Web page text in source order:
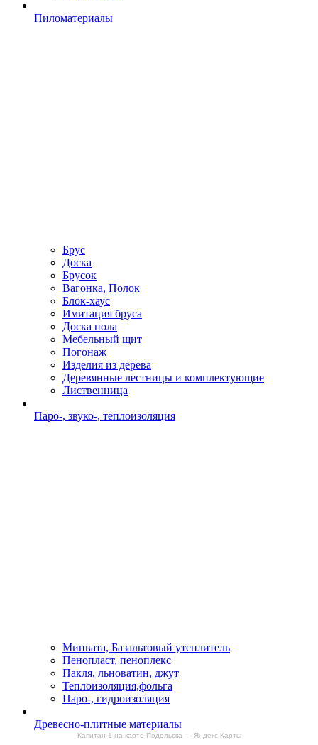
Капитан-1 на карте Подольска — Яндекс Карты
Пиломатериалы
Брус
Доска
Брусок
Вагонка, Полок
Блок-хаус
Имитация бруса
Доска пола
Мебельный щит
Погонаж
Изделия из дерева
Деревянные лестницы и комплектующие
Лиственница
Паро-, звуко-, теплоизоляция
Минвата, Базальтовый утеплитель
Пенопласт, пеноплекс
Пакля, льноватин, джут
Теплоизоляция,фольга
Паро-, гидроизоляция
Древесно-плитные материалы